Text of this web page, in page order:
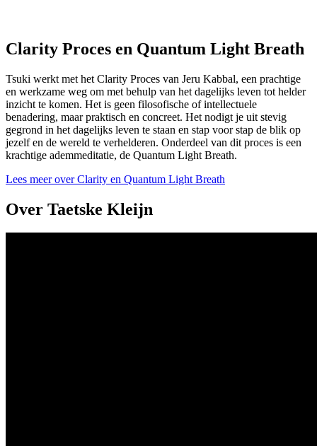
Clarity Proces en Quantum Light Breath
Tsuki werkt met het Clarity Proces van Jeru Kabbal, een prachtige
en werkzame weg om met behulp van het dagelijks leven tot helder
inzicht te komen. Het is geen filosofische of intellectuele
benadering, maar praktisch en concreet. Het nodigt je uit stevig
gegrond in het dagelijks leven te staan en stap voor stap de blik op
jezelf en de wereld te verhelderen. Onderdeel van dit proces is een
krachtige ademmeditatie, de Quantum Light Breath.
Lees meer over Clarity en Quantum Light Breath
Over Taetske Kleijn